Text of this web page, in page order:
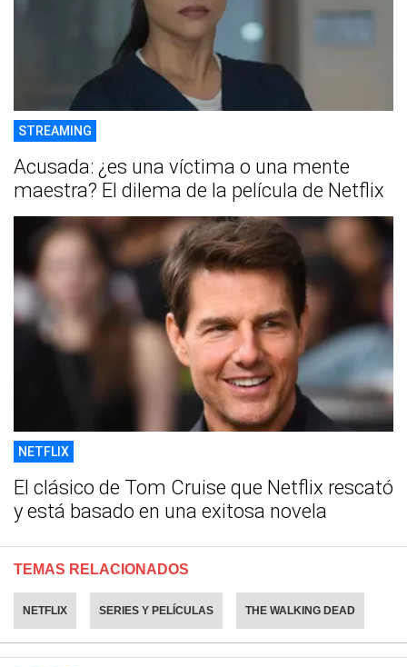
STREAMING
Acusada: ¿es una víctima o una mente
maestra? El dilema de la película de Netflix
NETFLIX
El clásico de Tom Cruise que Netflix rescató
y está basado en una exitosa novela
TEMAS RELACIONADOS
NETFLIX SERIES Y PELÍCULAS THE WALKING DEAD